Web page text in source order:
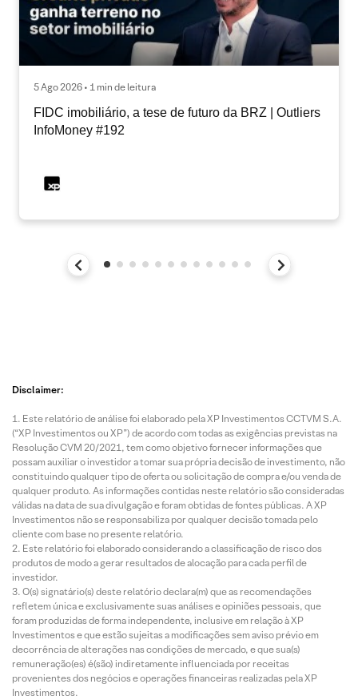
5 Ago 2026 • 1 min de leitura
FIDC imobiliário, a tese de futuro da BRZ | Outliers
InfoMoney #192
Disclaimer:
Este relatório de análise foi elaborado pela XP Investimentos CCTVM S.A.
(“XP Investimentos ou XP”) de acordo com todas as exigências previstas na
Resolução CVM 20/2021, tem como objetivo fornecer informações que
possam auxiliar o investidor a tomar sua própria decisão de investimento, não
constituindo qualquer tipo de oferta ou solicitação de compra e/ou venda de
qualquer produto. As informações contidas neste relatório são consideradas
válidas na data de sua divulgação e foram obtidas de fontes públicas. A XP
Investimentos não se responsabiliza por qualquer decisão tomada pelo
cliente com base no presente relatório.
Este relatório foi elaborado considerando a classificação de risco dos
produtos de modo a gerar resultados de alocação para cada perfil de
investidor.
O(s) signatário(s) deste relatório declara(m) que as recomendações
refletem única e exclusivamente suas análises e opiniões pessoais, que
foram produzidas de forma independente, inclusive em relação à XP
Investimentos e que estão sujeitas a modificações sem aviso prévio em
decorrência de alterações nas condições de mercado, e que sua(s)
remuneração(es) é(são) indiretamente influenciada por receitas
provenientes dos negócios e operações financeiras realizadas pela XP
Investimentos.